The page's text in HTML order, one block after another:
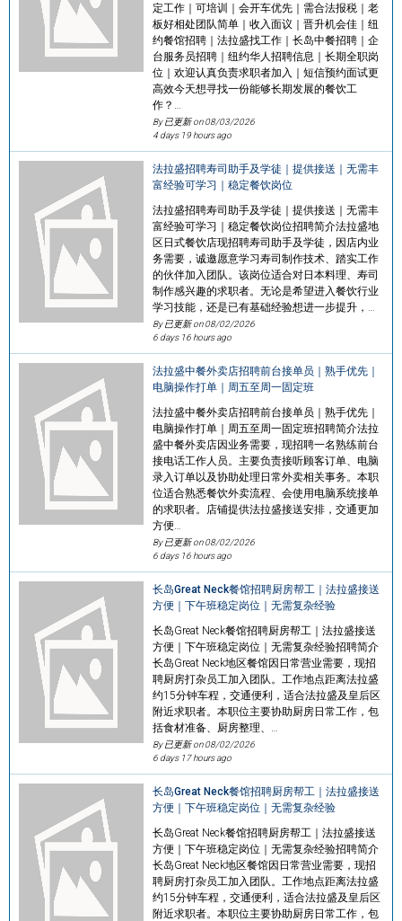
定工作｜可培训｜会开车优先｜需合法报税｜老
板好相处团队简单｜收入面议｜晋升机会佳｜纽
约餐馆招聘｜法拉盛找工作｜长岛中餐招聘｜企
台服务员招聘｜纽约华人招聘信息｜长期全职岗
位｜欢迎认真负责求职者加入｜短信预约面试更
高效今天想寻找一份能够长期发展的餐饮工
作？…
By 已更新 on08/03/2026
4 days 19 hours ago
法拉盛招聘寿司助手及学徒｜提供接送｜无需丰
富经验可学习｜稳定餐饮岗位
法拉盛招聘寿司助手及学徒｜提供接送｜无需丰
富经验可学习｜稳定餐饮岗位招聘简介法拉盛地
区日式餐饮店现招聘寿司助手及学徒，因店内业
务需要，诚邀愿意学习寿司制作技术、踏实工作
的伙伴加入团队。该岗位适合对日本料理、寿司
制作感兴趣的求职者。无论是希望进入餐饮行业
学习技能，还是已有基础经验想进一步提升，…
By 已更新 on08/02/2026
6 days 16 hours ago
法拉盛中餐外卖店招聘前台接单员｜熟手优先｜
电脑操作打单｜周五至周一固定班
法拉盛中餐外卖店招聘前台接单员｜熟手优先｜
电脑操作打单｜周五至周一固定班招聘简介法拉
盛中餐外卖店因业务需要，现招聘一名熟练前台
接电话工作人员。主要负责接听顾客订单、电脑
录入订单以及协助处理日常外卖相关事务。本职
位适合熟悉餐饮外卖流程、会使用电脑系统接单
的求职者。店铺提供法拉盛接送安排，交通更加
方便…
By 已更新 on08/02/2026
6 days 16 hours ago
长岛Great Neck餐馆招聘厨房帮工｜法拉盛接送
方便｜下午班稳定岗位｜无需复杂经验
长岛Great Neck餐馆招聘厨房帮工｜法拉盛接送
方便｜下午班稳定岗位｜无需复杂经验招聘简介
长岛Great Neck地区餐馆因日常营业需要，现招
聘厨房打杂员工加入团队。工作地点距离法拉盛
约15分钟车程，交通便利，适合法拉盛及皇后区
附近求职者。本职位主要协助厨房日常工作，包
括食材准备、厨房整理、…
By 已更新 on08/02/2026
6 days 17 hours ago
长岛Great Neck餐馆招聘厨房帮工｜法拉盛接送
方便｜下午班稳定岗位｜无需复杂经验
长岛Great Neck餐馆招聘厨房帮工｜法拉盛接送
方便｜下午班稳定岗位｜无需复杂经验招聘简介
长岛Great Neck地区餐馆因日常营业需要，现招
聘厨房打杂员工加入团队。工作地点距离法拉盛
约15分钟车程，交通便利，适合法拉盛及皇后区
附近求职者。本职位主要协助厨房日常工作，包